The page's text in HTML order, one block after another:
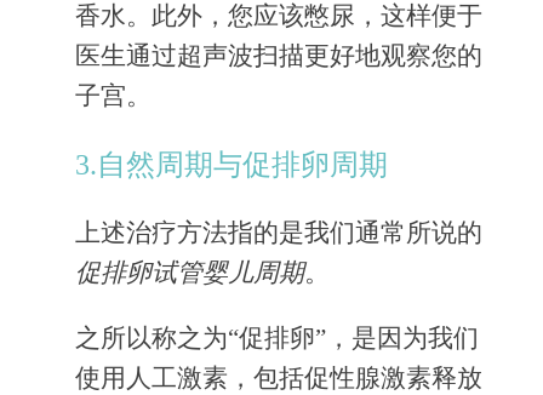
香水。此外，您应该憋尿，这样便于
医生通过超声波扫描更好地观察您的
子宫。
3.自然周期与促排卵周期
上述治疗方法指的是我们通常所说的
促排卵试管婴儿周期。
之所以称之为“促排卵”，是因为我们
使用人工激素，包括促性腺激素释放